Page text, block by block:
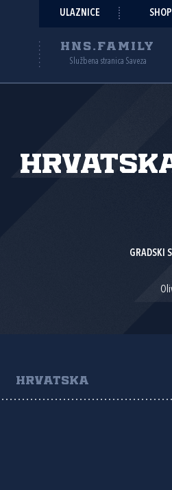
ULAZNICE SHOP
HNS.FAMILY
Službena stranica Saveza
GRADSKI
HRVATSKA